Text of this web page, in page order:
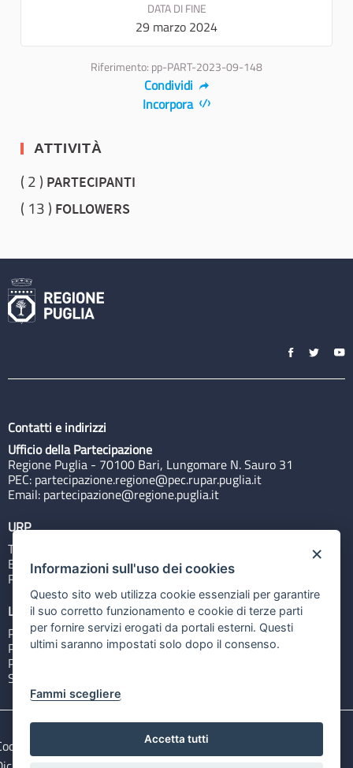
DATA DI FINE
29 marzo 2024
Riferimento: pp-PART-2023-09-148
Condividi
Incorpora
ATTIVITÀ
2 PARTECIPANTI
13 FOLLOWERS
Contatti e indirizzi
Ufficio della Partecipazione
Regione Puglia - 70100 Bari, Lungomare N. Sauro 31
PEC: partecipazione.regione@pec.rupar.puglia.it
Email: partecipazione@regione.puglia.it
URP
Tel: 800713939
Email:quiregione@regione.puglia.it
Rubrica
Link utili
Portale Istituzionale
PO FESR Puglia 2014-2020
PSR Puglia 2014-2020
Sistema Puglia
e privacy
Note legali
×
Informazioni sull'uso dei cookies
Questo sito web utilizza cookie essenziali per garantire
il suo corretto funzionamento e cookie di terze parti
per fornire servizi erogati da portali esterni. Questi
ultimi saranno impostati solo dopo il consenso.
Fammi scegliere
Accetta tutti